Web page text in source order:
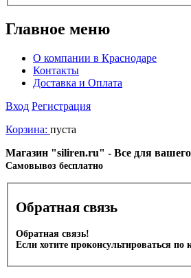
Главное меню
О компании в Краснодаре
Контакты
Доставка и Оплата
Вход Регистрация
Корзина: пуста
Магазин "siliren.ru" - Все для
Cамовывоз бесплатно
Обратная связь
Обратная связь!
Если хотите проконсультироваться